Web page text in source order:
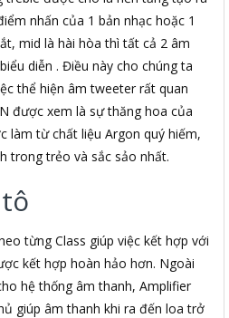
nhấn của 1 bản nhạc hoặc 1
mid là hài hòa thì tất cả 2 âm
diễn . Điều này cho chúng ta
thể hiện âm tweeter rất quan
được xem là sự thăng hoa của
làm từ chất liệu Argon quý hiếm,
trong trẻo và sắc sảo nhất.
từng Class giúp việc kết hợp với
kết hợp hoàn hảo hơn. Ngoài
hệ thống âm thanh, Amplifier
giúp âm thanh khi ra đến loa trở